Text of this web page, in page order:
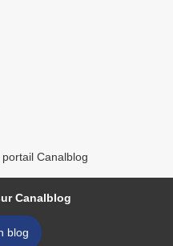
Canalblog
Canalblog
blog